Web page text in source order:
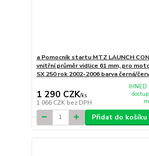
a Pomocník startu MTZ LAUNCH
vnitřní průměr vidlice 61 mm, pro
SX 250 rok 2002-2006 barva černá/
1 290 CZK/ks
1 066 CZK bez DPH
IHNED
Přidat do košíku